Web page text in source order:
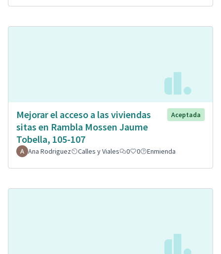
Mejorar el acceso a las viviendas
sitas en Rambla Mossen Jaume
Tobella, 105-107
Aceptada
Ana Rodriguez Calles y Viales 0 0 Enmienda